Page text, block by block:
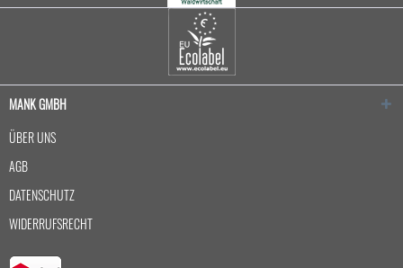
MANK GMBH
ÜBER UNS
AGB
DATENSCHUTZ
WIDERRUFSRECHT